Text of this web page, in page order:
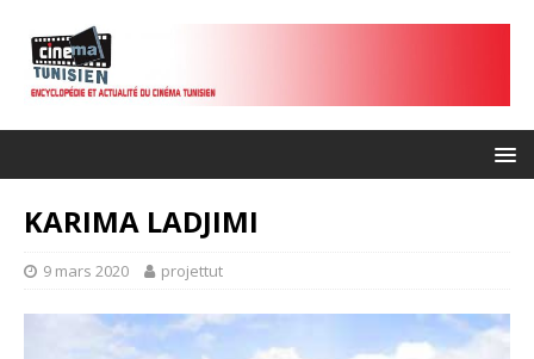
KARIMA LADJIMI
9 mars 2020 projettut